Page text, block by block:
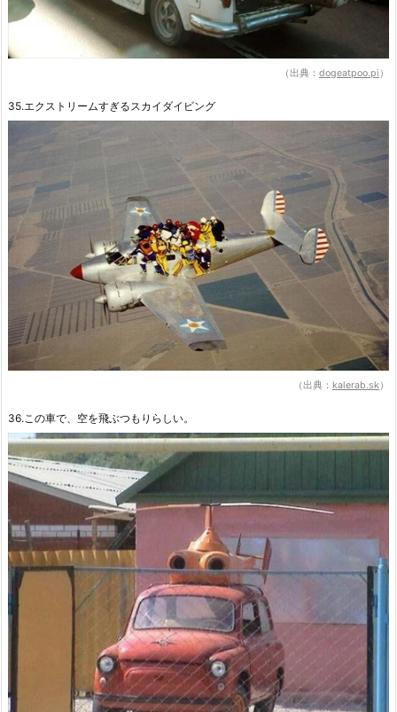
（出典： dogeatpoo.pi ）
35.エクストリームすぎるスカイダイビング
（出典： kalerab.sk）
36.この車で、空を飛ぶつもりらしい。